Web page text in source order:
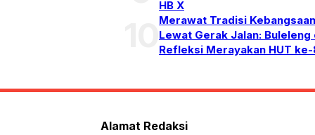
HB X
Merawat Tradisi Kebangsaan
Lewat Gerak Jalan: Buleleng
Refleksi Merayakan HUT ke-
Alamat Redaksi